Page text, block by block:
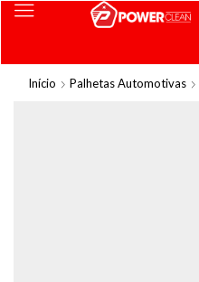
Início Palhetas Automotivas